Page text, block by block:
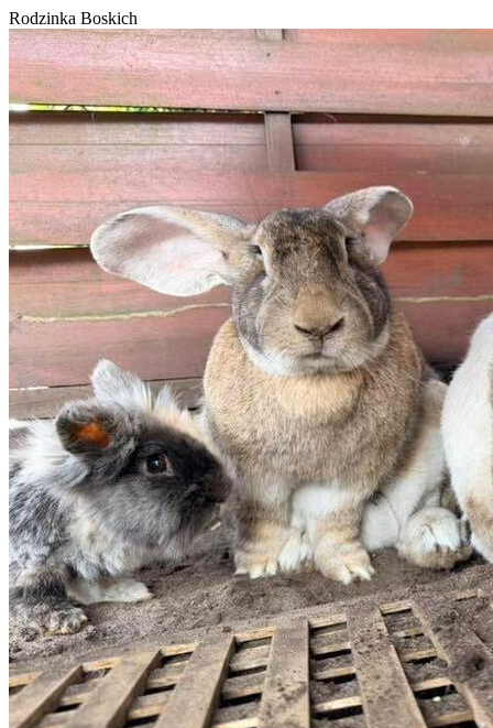
Rodzinka Boskich